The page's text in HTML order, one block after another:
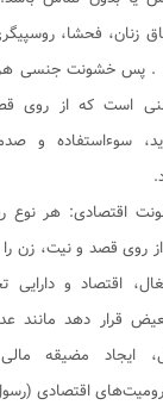
زنان، فحشا،
. پس خشونت جنسی هر
است که از روی
سوء‌استفاده و
اقتصادی: هر نوع
روی قصد و نیت، زن را
اقتصاد و دارایی
قرار دهد مانند
ایجاد مضیقه مالی
اقتصادی (رسول‌زاده،